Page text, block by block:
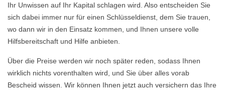
Ihr Unwissen auf Ihr Kapital schlagen wird. Also entscheiden Sie
sich dabei immer nur für einen Schlüsseldienst, dem Sie trauen,
wo dann wir in den Einsatz kommen, und Ihnen unsere volle
Hilfsbereitschaft und Hilfe anbieten.
Über die Preise werden wir noch später reden, sodass Ihnen
wirklich nichts vorenthalten wird, und Sie über alles vorab
Bescheid wissen. Wir können Ihnen jetzt auch versichern das Ihre